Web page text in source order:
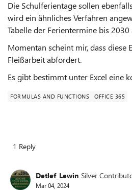
Die Schulferientage sollen
wird ein ähnliches Verfahren
Tabelle der Ferientermine bis 2030
Momentan scheint mir, dass diese
Fleißarbeit abfordert.
Es gibt bestimmt unter Excel eine
FORMULAS AND FUNCTIONS OFFICE 365
1 Reply
Detlef_Lewin Silver
Mar 04, 2024